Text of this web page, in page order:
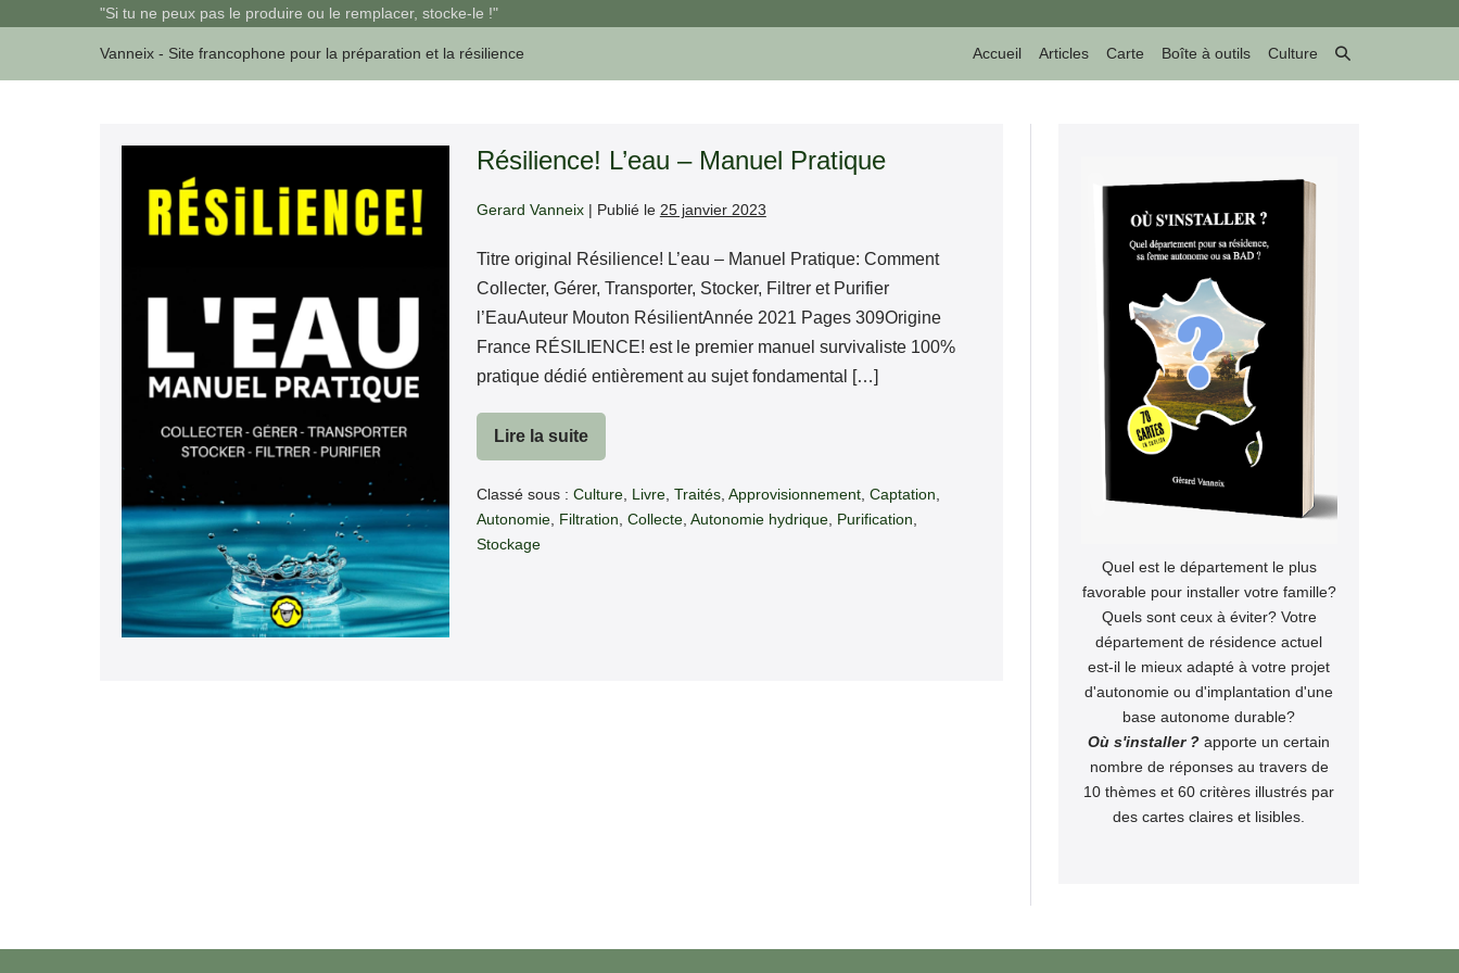
"Si tu ne peux pas le produire ou le remplacer, stocke-le !"
Vanneix - Site francophone pour la préparation et la résilience Accueil Articles Carte Boîte à outils Culture
Basculer
la
L’eau
Résilience! L’eau – Manuel Pratique
Gerard Vanneix| Publié le 25 janvier 2023
Titre original Résilience! L’eau – Manuel Pratique: Comment
Collecter, Gérer, Transporter, Stocker, Filtrer et Purifier
l’EauAuteur Mouton RésilientAnnée 2021 Pages 309Origine
France RÉSILIENCE! est le premier manuel survivaliste 100%
pratique dédié entièrement au sujet fondamental […]
Lire la suite
Résilience!
L’eau
Manuel
Pratique
Classé sous : Culture, Livre, Traités, Approvisionnement, Captation
Autonomie, Filtration Collecte, Autonomie hydrique, Purification
Stockage
Quel est le département le plus
favorable pour installer votre famille?
Quels sont ceux à éviter? Votre
département de résidence actuel
est-il le mieux adapté à votre projet
d'autonomie ou d'implantation d'une
base autonome durable?
Où s'installer ? apporte un certain
nombre de réponses au travers de
10 thèmes et 60 critères illustrés par
des cartes claires et lisibles.